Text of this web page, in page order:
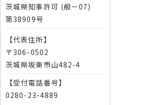
茨城県知事許可 (般ー07)
第38909号
【代表住所】
〒306-0502
茨城県坂東市山482-4
【受付電話番号】
0280-23-4889